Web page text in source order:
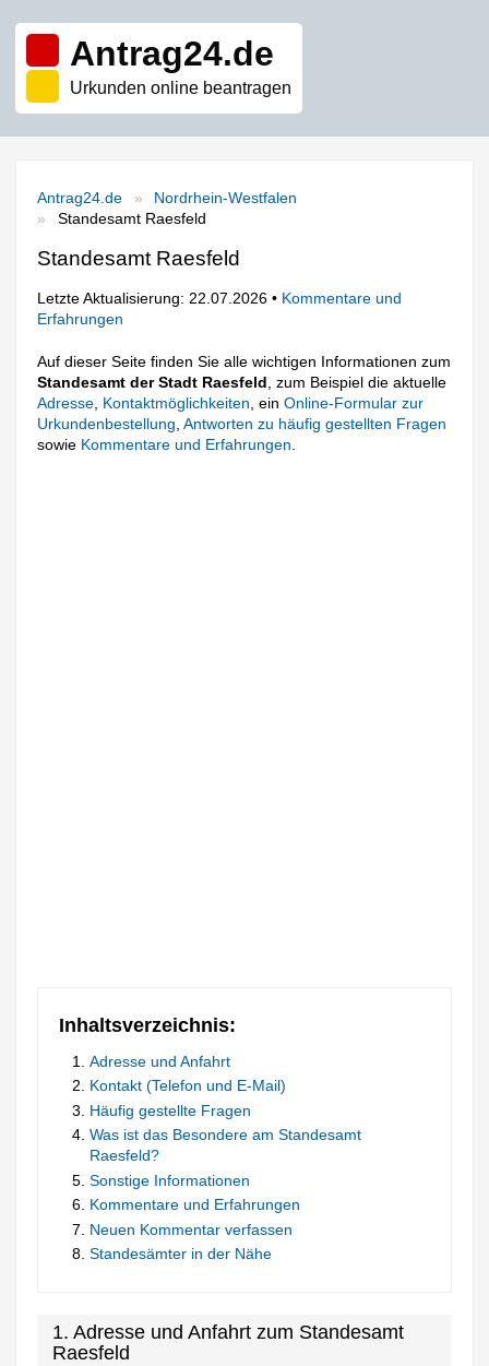
Antrag24.de
Urkunden online beantragen
Antrag24.de
Nordrhein-Westfalen
Standesamt Raesfeld
Standesamt Raesfeld
Letzte Aktualisierung: 22.07.2026 • Kommentare und
Erfahrungen
Auf dieser Seite finden Sie alle wichtigen Informationen zum
Standesamt der Stadt Raesfeld , zum Beispiel die aktuelle
Adresse Kontaktmöglichkeiten , einOnline-Formular zur
Urkundenbestellung ,Antworten zu häufig gestellten Fragen
sowie Kommentare und Erfahrungen
Inhaltsverzeichnis:
Adresse und Anfahrt
Kontakt (Telefon und E-Mail)
Häufig gestellte Fragen
Was ist das Besondere am Standesamt
Raesfeld?
Sonstige Informationen
Kommentare und Erfahrungen
Neuen Kommentar verfassen
Standesämter in der Nähe
1. Adresse und Anfahrt zum Standesamt
Raesfeld